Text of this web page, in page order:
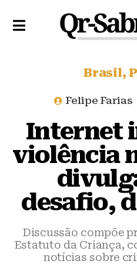
Brasil,
Felipe Farias
Internet
violência
desafio,
Discussão compõe
Estatuto da Criança,
notícias sobre